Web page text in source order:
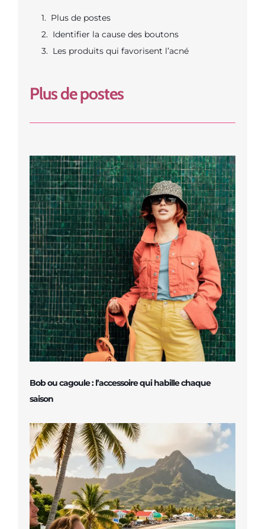
Plus de postes
Identifier la cause des boutons
Les produits qui favorisent l’acné
Plus de postes
Bob ou cagoule : l’accessoire qui habille chaque
saison